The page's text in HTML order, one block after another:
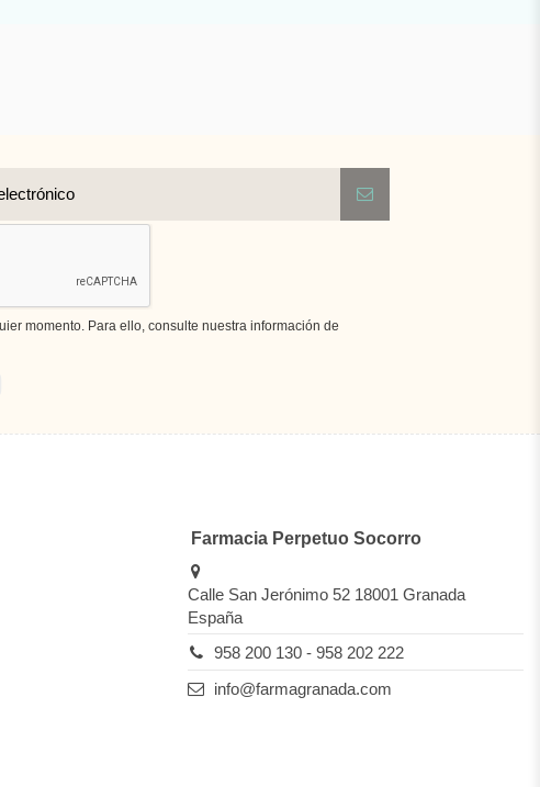
momento. Para ello, consulte nuestra información de
Farmacia Perpetuo Socorro
Calle San Jerónimo 52 18001 Granada
España
958 200 130 - 958 202 222
info@farmagranada.com